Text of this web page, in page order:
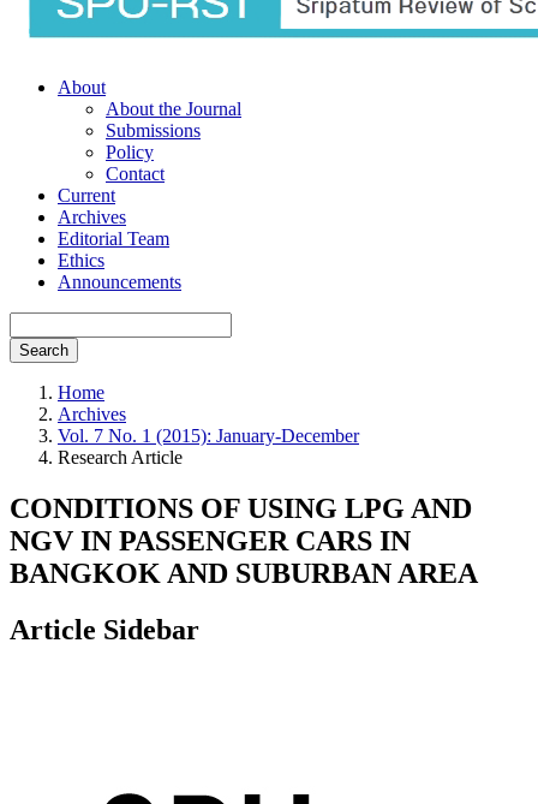
About
About the Journal
Submissions
Policy
Contact
Current
Archives
Editorial Team
Ethics
Announcements
Search
Home
Archives
Vol. 7 No. 1 (2015): January-December
Research Article
CONDITIONS OF USING LPG AND
NGV IN PASSENGER CARS IN
BANGKOK AND SUBURBAN AREA
Article Sidebar